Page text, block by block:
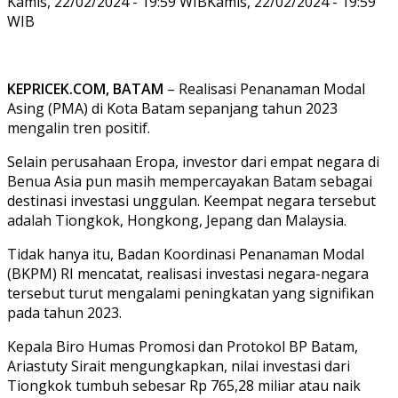
WIB
KEPRICEK.COM, BATAM – Realisasi Penanaman Modal
Asing (PMA) di Kota Batam sepanjang tahun 2023
mengalin tren positif.
Selain perusahaan Eropa, investor dari empat negara di
Benua Asia pun masih mempercayakan Batam sebagai
destinasi investasi unggulan. Keempat negara tersebut
adalah Tiongkok, Hongkong, Jepang dan Malaysia.
Tidak hanya itu, Badan Koordinasi Penanaman Modal
(BKPM) RI mencatat, realisasi investasi negara-negara
tersebut turut mengalami peningkatan yang signifikan
pada tahun 2023.
Kepala Biro Humas Promosi dan Protokol BP Batam,
Ariastuty Sirait mengungkapkan, nilai investasi dari
Tiongkok tumbuh sebesar Rp 765,28 miliar atau naik